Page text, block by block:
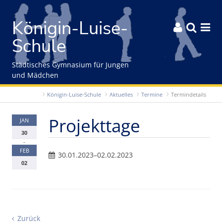
Gleich zum Inhalt der Seite springen
Königin-Luise-
Schule
  
Städtisches Gymnasium für Jungen
und Mädchen
Königin-Luise-Schule Aktuelles Termine Termindetails
JAN
30
-
FEB
02
Projekttage
30.01.2023–02.02.2023
Zurück